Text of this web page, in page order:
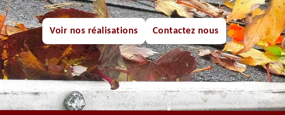
Voir nos réalisations Contactez nous